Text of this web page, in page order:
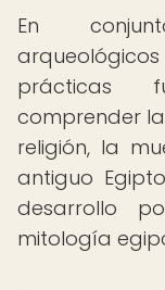
En
prácticas
comprender
religión, la
antiguo
desarrollo
mitología